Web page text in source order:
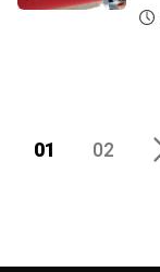
01 02